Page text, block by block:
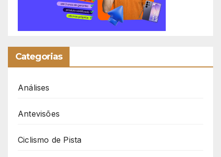
Categorias
Análises
Antevisões
Ciclismo de Pista